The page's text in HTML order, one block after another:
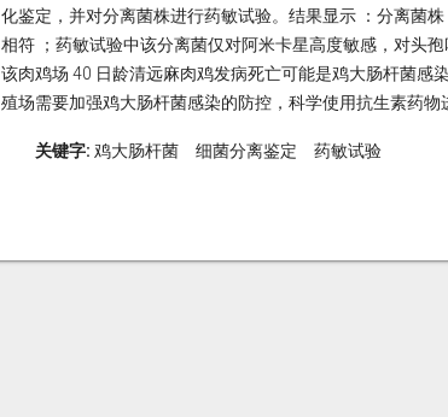
化鉴定，并对分离菌株进行药敏试验。结果显示 ：分离菌
相符 ；药敏试验中该分离菌仅对阿米卡星高度敏感，对头
该肉鸡场 40 日龄清远麻肉鸡发病死亡可能是鸡大肠杆菌感
殖场需要加强鸡大肠杆菌感染的防控，科学使用抗生素药物
关键字: 鸡大肠杆菌 细菌分离鉴定 药敏试验